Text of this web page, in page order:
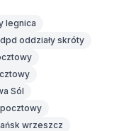
legnica
dpd oddziały skróty
Sól
wrzeszcz